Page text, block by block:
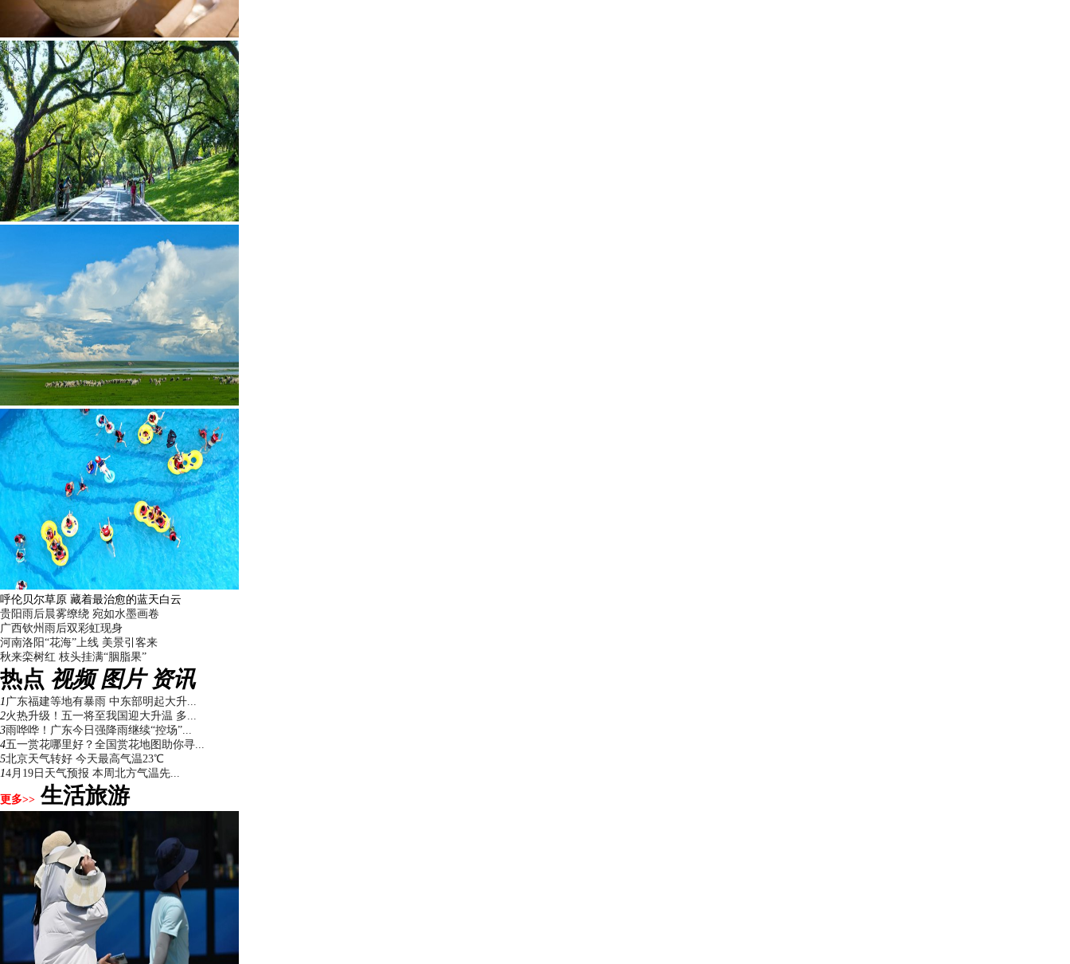
一组图感受水中消暑快乐瞬间
贵阳雨后晨雾缭绕 宛如水墨画卷
广西钦州雨后双彩虹现身
河南洛阳“花海”上线 美景引客来
秋来栾树红 枝头挂满“胭脂果”
热点 视频 图片 资讯
1广东福建等地有暴雨 中东部明起大升...
2火热升级！五一将至我国迎大升温 多...
3雨哗哗！广东今日强降雨继续“控场”...
4五一赏花哪里好？全国赏花地图助你寻...
5北京天气转好 今天最高气温23℃
14月19日天气预报 本周北方气温先...
更多>> 生活旅游